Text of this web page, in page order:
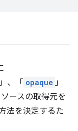
、「 opaque 」
ースの取得元を
法を決定するた